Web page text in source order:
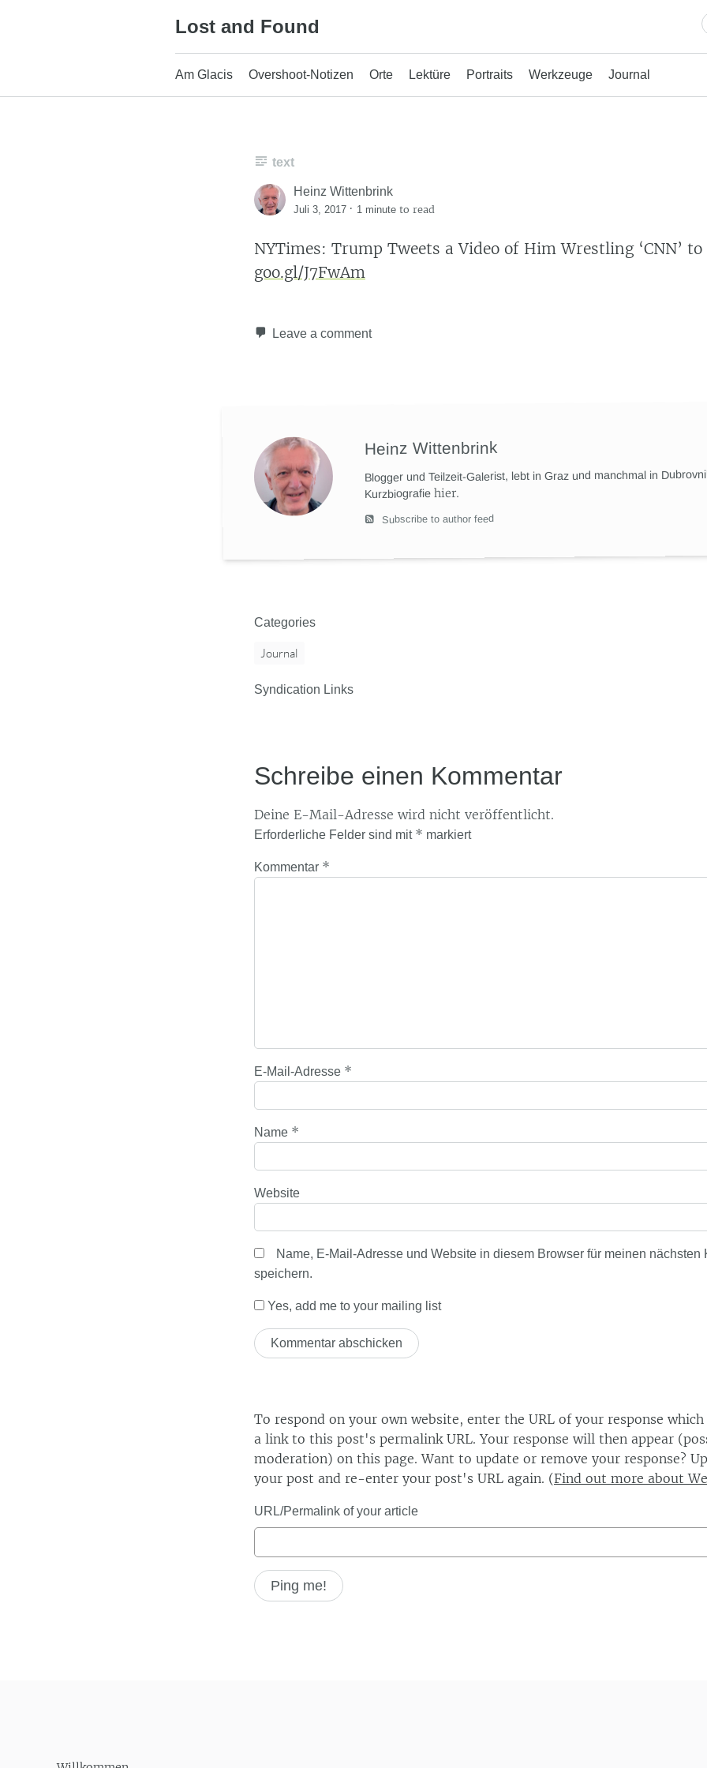
Lost and Found
Am Glacis Overshoot-Notizen Orte Lektüre Portraits Werkzeuge Journal
text
Heinz Wittenbrink
Juli 3, 2017 · 1 minute to read
NYTimes: Trump Tweets a Video of Him Wrestling ‘CNN’
goo.gl/J7FwAm
Leave a comment
Heinz Wittenbrink
Blogger und Teilzeit-Galerist, lebt in Graz und manchmal in
Kurzbiografiehier.
Subscribe to author feed
Categories
Journal
Syndication Links
Schreibe einen Kommentar
Deine E-Mail-Adresse wird nicht veröffentlicht.
Erforderliche Felder sind mit * markiert
Kommentar *
E-Mail-Adresse *
Name *
Website
Name, E-Mail-Adresse und Website in diesem Browser für meinen nächsten
speichern.
Yes, add me to your mailing list
To respond on your own website, enter the URL of your response
a link to this post's permalink URL. Your response will then appear
moderation) on this page. Want to update or remove your response?
your post and re-enter your post's URL again. (Find out more about
URL/Permalink of your article